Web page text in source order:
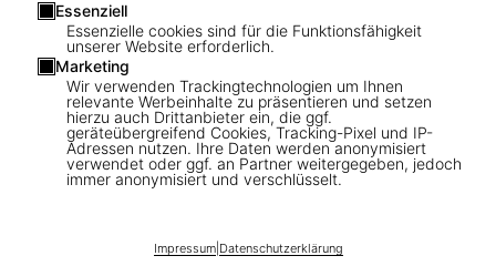
Essenziell
Essenzielle cookies sind für die Funktionsfähigkeit
unserer Website erforderlich.
Marketing
Wir verwenden Trackingtechnologien um Ihnen
relevante Werbeinhalte zu präsentieren und setzen
hierzu auch Drittanbieter ein, die ggf.
geräteübergreifend Cookies, Tracking-Pixel und IP-
Adressen nutzen. Ihre Daten werden anonymisiert
verwendet oder ggf. an Partner weitergegeben, jedoch
immer anonymisiert und verschlüsselt.
Impressum| Datenschutzerklärung
Arts & Architecture 1950–1954
US$ 80
Auch erhältlich: